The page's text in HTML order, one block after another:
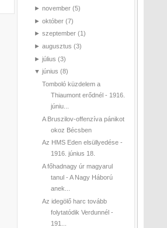
► november (5)
► október (7)
► szeptember (1)
► augusztus (3)
► július (3)
▼ június (8)
Tomboló küzdelem a
Thiaumont erődnél - 1916.
júniu...
A Bruszilov-offenzíva pánikot
okoz Bécsben
Az HMS Eden elsüllyedése -
1916. június 18.
A főhadnagy úr magyarul
tanul - A Nagy Háború
anek...
Az idegölő harc tovább
folytatódik Verdunnél -
191...